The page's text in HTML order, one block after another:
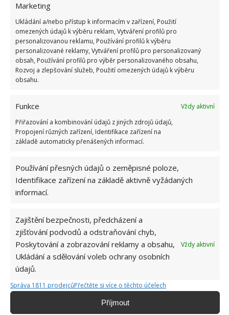
Marketing
Ukládání a/nebo přístup k informacím v zařízení, Použití
omezených údajů k výběru reklam, Vytváření profilů pro
personalizovanou reklamu, Používání profilů k výběru
personalizované reklamy, Vytváření profilů pro personalizovaný
obsah, Používání profilů pro výběr personalizovaného obsahu,
Rozvoj a zlepšování služeb, Použití omezených údajů k výběru
obsahu.
Funkce
Vždy aktivní
Přiřazování a kombinování údajů z jiných zdrojů údajů,
Propojení různých zařízení, Identifikace zařízení na
základě automaticky přenášených informací.
Používání přesných údajů o zeměpisné poloze,
Identifikace zařízení na základě aktivně vyžádaných
informací.
Zajištění bezpečnosti, předcházení a
zjišťování podvodů a odstraňování chyb,
Poskytování a zobrazování reklamy a obsahu,
Ukládání a sdělování voleb ochrany osobních
údajů.
Vždy aktivní
Správa 1811 prodejcůPřečtěte si více o těchto účelech
Příjmout
Že je Brentwood hodně dobrá adresa dokládá i
dlouhý seznam celebrit, které zde žily nebo žijí. Mezi
nejznámější Willisovy současné či bývalé sousedy
patří: